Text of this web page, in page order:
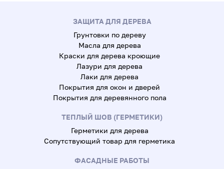
ЗАЩИТА ДЛЯ ДЕРЕВА
Грунтовки по дереву
Масла для дерева
Краски для дерева кроющие
Лазури для дерева
Лаки для дерева
Покрытия для окон и дверей
Покрытия для деревянного пола
ТЕПЛЫЙ ШОВ (ГЕРМЕТИКИ)
Герметики для дерева
Сопутствующий товар для герметика
ФАСАДНЫЕ РАБОТЫ